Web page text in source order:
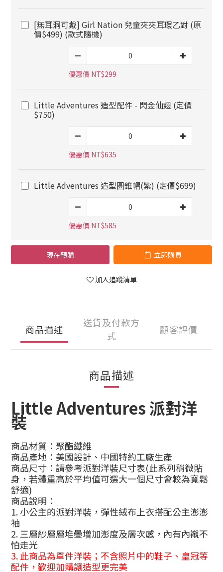
[無耳洞可戴] Girl Nation 兒童夾夾耳環乙對 (原
價$499) (款式隨機)
優惠價 NT$299
Little Adventures 造型配件 - 閃金仙翅 (定價
$750)
優惠價 NT$635
Little Adventures 造型圓錐帽(紫) (定價$699)
優惠價 NT$585
現在預購 立即購買
加入追蹤清單
商品描述
送貨及付款方
式
顧客評價
商品描述
Little Adventures 派對洋
裝
商品材質：聚酯纖維
商品產地：美國設計、中國特約工廠生產
商品尺寸：請參考派對洋裝尺寸表(此系列稍微貼
身，若體重高於平均值可選大一個尺寸會較為寬鬆
舒適)
商品說明：
1. 小公主的派對洋裝，彈性絨布上衣搭配公主澎澎
袖
2. 三層紗層層堆疊增加澎度及層次感，內有內襯不
怕走光
3. 此商品為單件洋裝；不含照片中的鞋子、皇冠等
配件，歡迎加購讓造型更完美